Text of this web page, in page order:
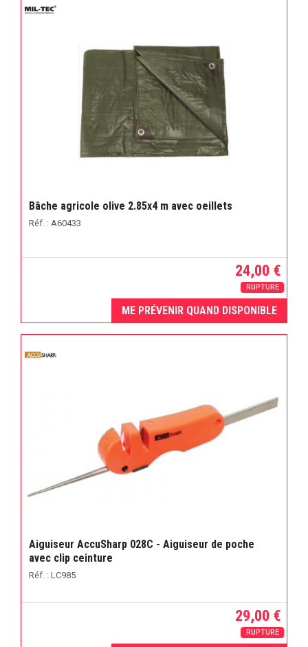
Bâche agricole olive 2.85x4 m avec oeillets
Réf. : A60433
24,00 €
RUPTURE
ME PRÉVENIR QUAND DISPONIBLE
Aiguiseur AccuSharp 028C - Aiguiseur de poche
avec clip ceinture
Réf. : LC985
29,00 €
RUPTURE